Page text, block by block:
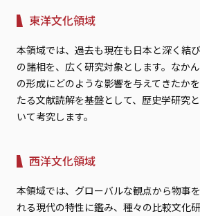
東洋文化領域
本領域では、過去も現在も日本と深く結
の諸相を、広く研究対象とします。なか
の形成にどのような影響を与えてきたか
たる文献読解を基盤として、歴史学研究
いて考究します。
西洋文化領域
本領域では、グローバルな観点から物事
れる現代の特性に鑑み、種々の比較文化